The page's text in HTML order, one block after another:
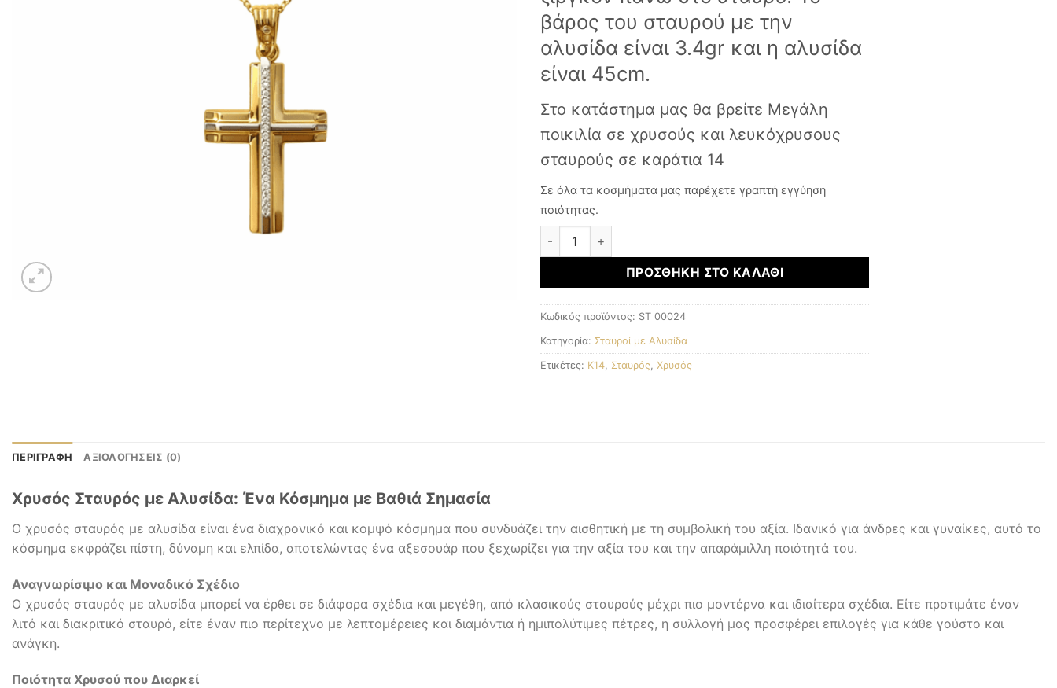
βάρος του σταυρού με την
αλυσίδα είναι 3.4gr και η αλυσίδα
είναι 45cm.
Στο κατάστημα μας θα βρείτε Μεγάλη
ποικιλία σε χρυσούς και λευκόχρυσους
σταυρούς σε καράτια 14
Σε όλα τα κοσμήματα μας παρέχετε γραπτή εγγύηση
ποιότητας.
Χρυσός Σταυρός K14 ποσότητα
ΠΡΟΣΘΉΚΗ ΣΤΟ ΚΑΛΆΘΙ
Κωδικός προϊόντος: ST 00024
Κατηγορία: Σταυροί με Αλυσίδα
Ετικέτες: K14 Σταυρός Χρυσός
ΠΕΡΙΓΡΑΦΉ ΑΞΙΟΛΟΓΉΣΕΙΣ (0)
Χρυσός Σταυρός με Αλυσίδα: Ένα Κόσμημα με Βαθιά Σημασία
Ο χρυσός σταυρός με αλυσίδα είναι ένα διαχρονικό και κομψό κόσμημα που συνδυάζει την αισθητική με τη συμβολική του αξία. Ιδανικό για άνδρες και γυναίκες, αυτό το
κόσμημα εκφράζει πίστη, δύναμη και ελπίδα, αποτελώντας ένα αξεσουάρ που ξεχωρίζει για την αξία του και την απαράμιλλη ποιότητά του.
Αναγνωρίσιμο και Μοναδικό Σχέδιο
Ο χρυσός σταυρός με αλυσίδα μπορεί να έρθει σε διάφορα σχέδια και μεγέθη, από κλασικούς σταυρούς μέχρι πιο μοντέρνα και ιδιαίτερα σχέδια. Είτε προτιμάτε έναν
λιτό και διακριτικό σταυρό, είτε έναν πιο περίτεχνο με λεπτομέρειες και διαμάντια ή ημιπολύτιμες πέτρες, η συλλογή μας προσφέρει επιλογές για κάθε γούστο και
ανάγκη.
Ποιότητα Χρυσού που Διαρκεί